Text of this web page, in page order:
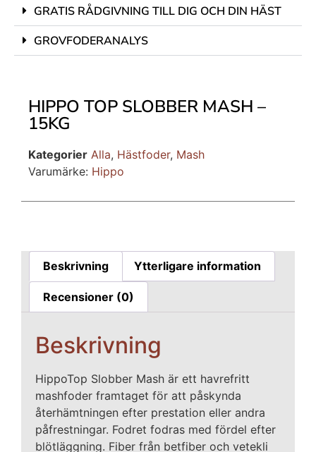
GRATIS RÅDGIVNING TILL DIG OCH DIN HÄST
GROVFODERANALYS
HIPPO TOP SLOBBER MASH –
15KG
Kategorier Alla, Hästfoder, Mash
Varumärke: Hippo
Beskrivning Ytterligare information
Recensioner (0)
Beskrivning
HippoTop Slobber Mash är ett havrefritt
mashfoder framtaget för att påskynda
återhämtningen efter prestation eller andra
påfrestningar. Fodret fodras med fördel efter
blötläggning. Fiber från betfiber och vetekli